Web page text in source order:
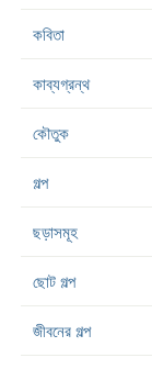
কবিতা
কাব্যগ্রন্থ
কৌতুক
গল্প
ছড়াসমূহ
ছোট গল্প
জীবনের গল্প